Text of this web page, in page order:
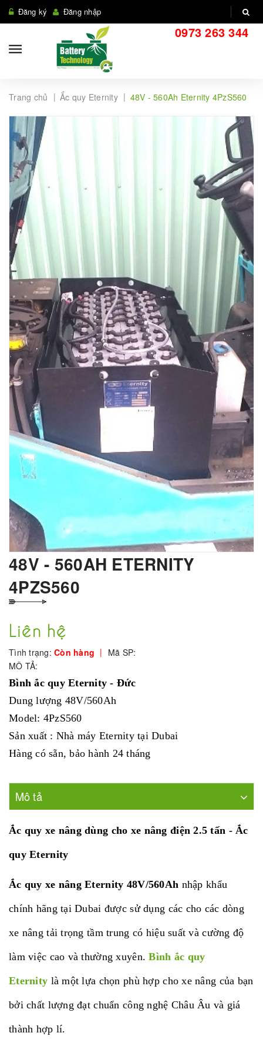
Đăng ký Đăng nhập
0973 263 344
Trang chủ | Ắc quy Eternity | 48V - 560Ah Eternity 4PzS560
48V - 560AH ETERNITY
4PZS560
Liên hệ
Tình trạng: Còn hàng | Mã SP:
MÔ TẢ:
Bình ắc quy Eternity - Đức
Dung lượng 48V/560Ah
Model: 4PzS560
Sản xuất : Nhà máy Eternity tại Dubai
Hàng có sẵn, bảo hành 24 tháng
Mô tả
Ắc quy xe nâng dùng cho xe nâng điện 2.5 tấn - Ắc
quy Eternity
Ắc quy xe nâng Eternity 48V/560Ah nhập khẩu
chính hãng tại Dubai được sử dụng các cho các dòng
xe nâng tải trọng tầm trung có hiệu suất và cường độ
làm việc cao và thường xuyên.Bình ắc quy
Eternity là một lựa chọn phù hợp cho xe nâng của bạn
bởi chất lượng đạt chuẩn công nghệ Châu Âu và giá
thành hợp lí.